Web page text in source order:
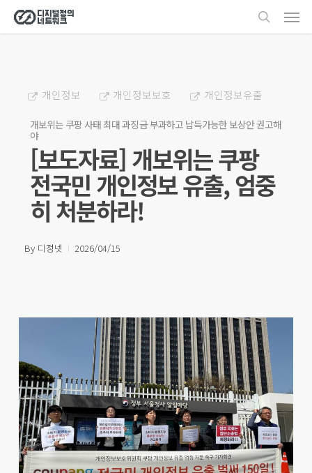
Skip
to
search
개인정보 개인정보보호 개인정보유출
개보위는 쿠팡 사태 최대 과징금 부과하고 납득가능한 보상안 권고해
야
[보도자료] 개보위는 쿠팡
전국민 개인정보 유출, 엄중
히 처분하라!
By 디정넷 2026/04/15